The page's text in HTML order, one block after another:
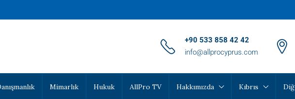
‪+90 533 858 42 42‬
info@allprocyprus.com
Mimarlık Hukuk AllPro TV Hakkımızda Kıbrıs